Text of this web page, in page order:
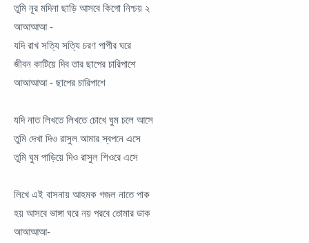
তুমি নূর মদিনা ছাড়ি আসবে কিগো নিশ্চয় ২
আআআআ -
যদি রাখ সত্যি সত্যি চরণ পাপীর ঘরে
জীবন কাটিয়ে দিব তার ছাপের চারিপাশে
আআআআ - ছাপের চারিপাশে
যদি নাত লিখতে লিখতে চোখে ঘুম চলে আসে
তুমি দেখা দিও রাসুল আমার স্বপনে এসে
তুমি ঘুম পাড়িয়ে দিও রাসুল শিওরে এসে
লিখে এই বাসনায় আহমক গজল নাতে পাক
হয় আসবে ভাঙ্গা ঘরে নয় পরবে তোমার ডাক
আআআআ-